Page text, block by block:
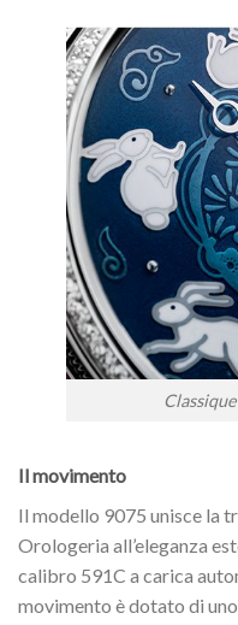
Il movimento
Il modello 9075 unisce la
Orologeria all’eleganza
calibro 591C a carica
movimento è dotato di